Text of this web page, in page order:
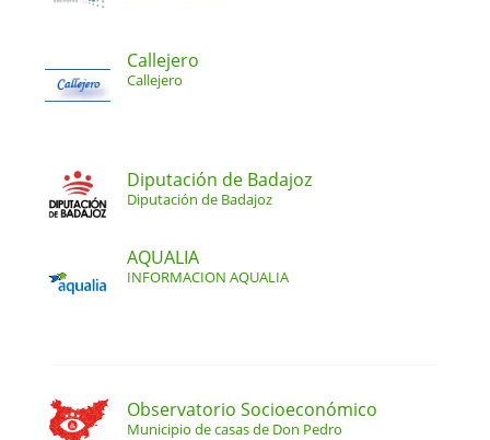
Callejero
Callejero
Diputación de Badajoz
Diputación de Badajoz
AQUALIA
INFORMACION AQUALIA
Observatorio Socioeconómico
Municipio de casas de Don Pedro